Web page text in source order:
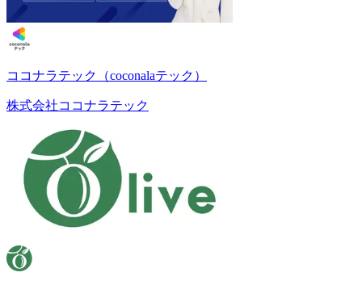
ココナラテック（coconalaテック）
株式会社ココナラテック